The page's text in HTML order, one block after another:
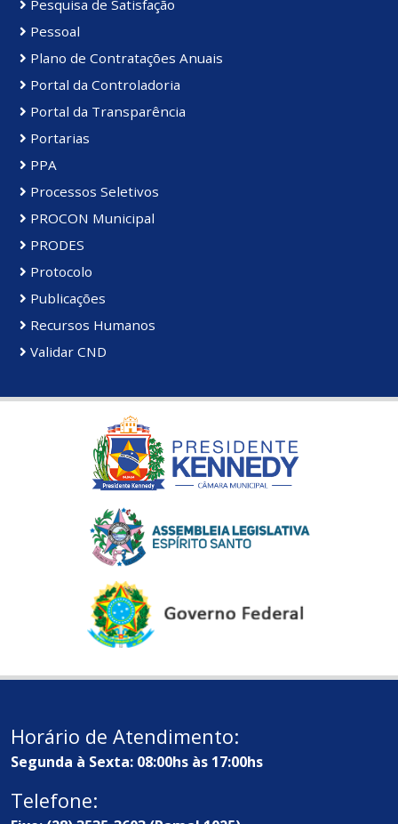
Pesquisa de Satisfação
Pessoal
Plano de Contratações Anuais
Portal da Controladoria
Portal da Transparência
Portarias
PPA
Processos Seletivos
PROCON Municipal
PRODES
Protocolo
Publicações
Recursos Humanos
Validar CND
Horário de Atendimento:
Segunda à Sexta: 08:00hs às 17:00hs
Telefone: